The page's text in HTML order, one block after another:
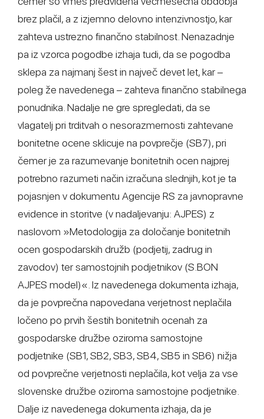
brez plačil, a z izjemno delovno intenzivnostjo, kar
zahteva ustrezno finančno stabilnost. Nenazadnje
pa iz vzorca pogodbe izhaja tudi, da se pogodba
sklepa za najmanj šest in največ devet let, kar –
poleg že navedenega – zahteva finančno stabilnega
ponudnika. Nadalje ne gre spregledati, da se
vlagatelj pri trditvah o nesorazmernosti zahtevane
bonitetne ocene sklicuje na povprečje (SB7), pri
čemer je za razumevanje bonitetnih ocen najprej
potrebno razumeti način izračuna slednjih, kot je ta
pojasnjen v dokumentu Agencije RS za javnopravne
evidence in storitve (v nadaljevanju: AJPES) z
naslovom »Metodologija za določanje bonitetnih
ocen gospodarskih družb (podjetij, zadrug in
zavodov) ter samostojnih podjetnikov (S.BON
AJPES model)«. Iz navedenega dokumenta izhaja,
da je povprečna napovedana verjetnost neplačila
ločeno po prvih šestih bonitetnih ocenah za
gospodarske družbe oziroma samostojne
podjetnike (SB1, SB2, SB3, SB4, SB5 in SB6) nižja
od povprečne verjetnosti neplačila, kot velja za vse
slovenske družbe oziroma samostojne podjetnike.
Dalje iz navedenega dokumenta izhaja, da je